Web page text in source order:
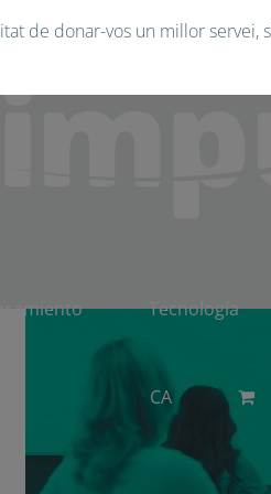
Tecnología
CA
de donar-vos un millor servei,